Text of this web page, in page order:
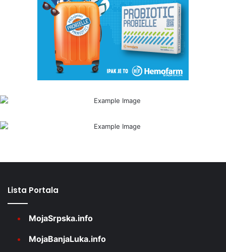
Lista Portala
MojaSrpska.info
MojaBanjaLuka.info